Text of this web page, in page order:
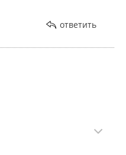
ответить